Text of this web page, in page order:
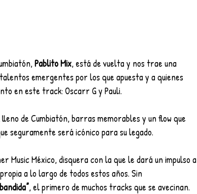
Pablito Mix, está de vuelta y nos trae una
emergentes por los que apuesta y a quienes
en este track: Oscarr G y Pauli.
de Cumbiatón, barras memorables y un flow que
seguramente será icónico para su legado.
Music México, disquera con la que le dará un impulso a
a lo largo de todos estos años. Sin
, el primero de muchos tracks que se avecinan.